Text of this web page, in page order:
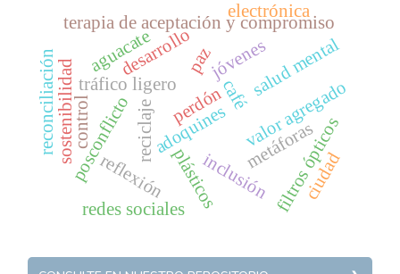
adoquines
reciclaje
plásticos
tráfico ligero
paz
posconflicto café
sostenibilidad
desarrollo
perdón
reconciliación
reflexión
valor agregado
terapia de aceptación y compromiso
metáforas
salud mental
filtros ópticos
aguacate
redes sociales
inclusión ciudad
jóvenes
electrónica
control